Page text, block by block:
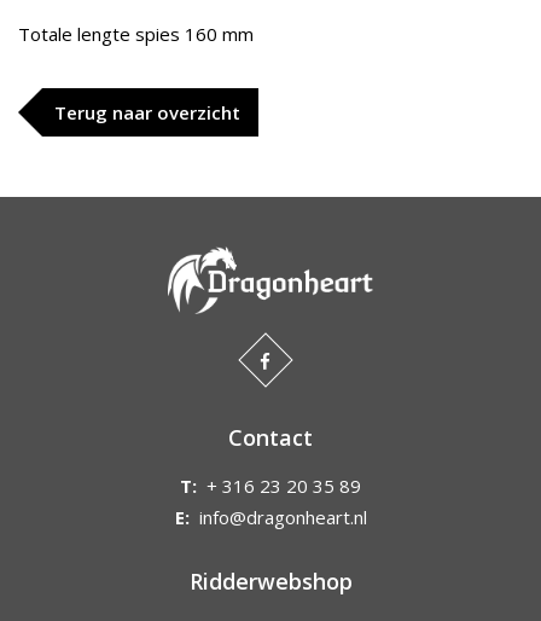
Totale lengte spies 160 mm
Terug naar overzicht
Contact
T: + 316 23 20 35 89
E: info@dragonheart.nl
Ridderwebshop